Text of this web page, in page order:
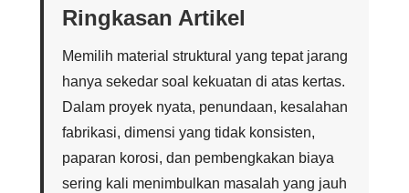
Ringkasan Artikel
Memilih material struktural yang tepat jarang
hanya sekedar soal kekuatan di atas kertas.
Dalam proyek nyata, penundaan, kesalahan
fabrikasi, dimensi yang tidak konsisten,
paparan korosi, dan pembengkakan biaya
sering kali menimbulkan masalah yang jauh